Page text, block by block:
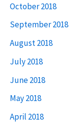
October 2018
September 2018
August 2018
July 2018
June 2018
May 2018
April 2018